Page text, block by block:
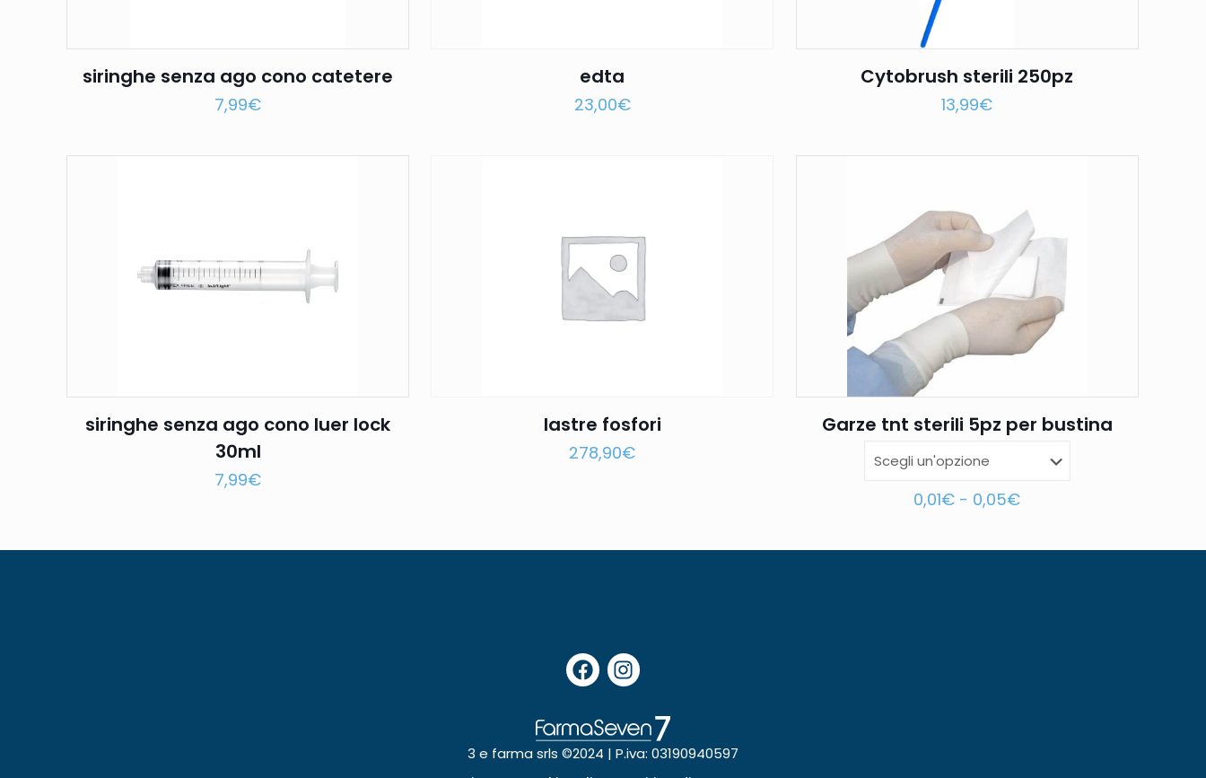
siringhe senza ago cono catetere
7,99€
edta
23,00€
Cytobrush sterili 250pz
13,99€
siringhe senza ago cono luer lock
30ml
7,99€
lastre fosfori
278,90€
Garze tnt sterili 5pz per bustina
0,01€ - 0,05€
3 e farma srls ©2024 | P.iva: 03190940597